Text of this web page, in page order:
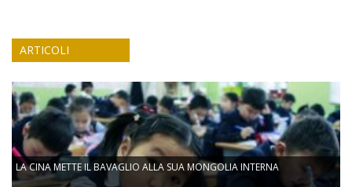
ARTICOLI
LA CINA METTE IL BAVAGLIO ALLA SUA MONGOLIA INTERNA